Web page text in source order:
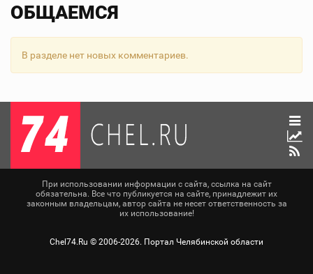
ОБЩАЕМСЯ
В разделе нет новых комментариев.
При использовании информации с сайта, ссылка на сайт
обязательна. Все что публикуется на сайте, принадлежит их
законным владельцам, автор сайта не несет ответственность за
их использование!
Chel74.Ru © 2006-2026. Портал Челябинской области